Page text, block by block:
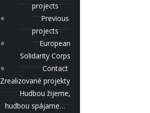
projects
Previous
projects
European
Solidarity Corps
Contact
Zrealizované projekty
Hudbou žijeme,
hudbou spájame…